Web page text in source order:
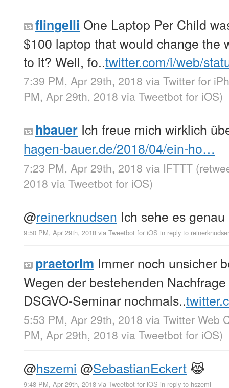
flingelli One Laptop Per Child
$100 laptop that would change the
to it? Well, fo..twitter.com/i/web/
7:39 PM, Apr 29th, 2018 via Twitter for
PM, Apr 29th, 2018 via Tweetbot for iΟS)
hbauer Ich freue mich wirklich
hagen-bauer.de/2018/04/ein-ho…
7:23 PM, Apr 29th, 2018 via IFTTT
2018 via Tweetbot for iΟS)
@reinerknudsen Ich sehe es
9:50 PM, Apr 29th, 2018 via Tweetbot for iΟS in reply to
praetorim Immer noch unsicher
Wegen der bestehenden
DSGVO-Seminar nochmals..
5:53 PM, Apr 29th, 2018 via Twitter Web
PM, Apr 29th, 2018 via Tweetbot for iΟS)
@hszemi @SebastianEckert 😹
9:48 PM, Apr 29th, 2018 via Tweetbot for iΟS in reply to hszemi